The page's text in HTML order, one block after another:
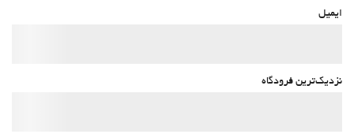
ایمیل
نزدیک‌ترین فرودگاه